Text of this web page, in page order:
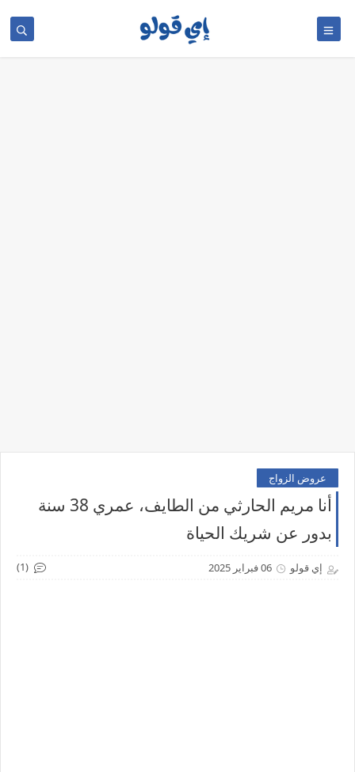
عروض الزواج
أنا مريم الحارثي من الطايف، عمري 38 سنة
بدور عن شريك الحياة
إي قولو 06 فبراير 2025 (1)